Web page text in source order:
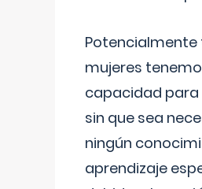
Potencialmente
mujeres
capacidad para
sin que sea
ningún
aprendizaje